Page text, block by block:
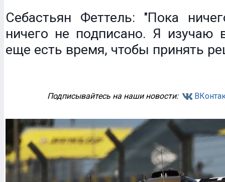
Себастьян Феттель: "Пока
ничего не подписано. Я изучаю
еще есть время, чтобы принять
Подписывайтесь на наши новости: